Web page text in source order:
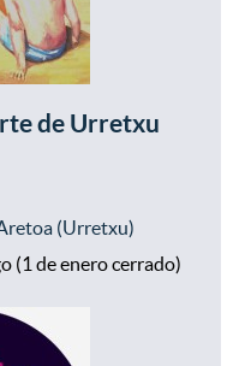
de Urretxu
(Urretxu)
(1 de enero cerrado)